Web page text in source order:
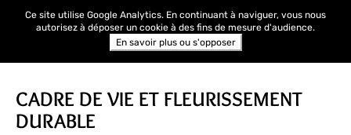
RENCONTRE
CADRE DE VIE ET FLEURISSEMENT
DURABLE
Ce site utilise Google Analytics. En continuant à naviguer, vous nous
autorisez à déposer un cookie à des fins de mesure d'audience.
En savoir plus ou s'opposer